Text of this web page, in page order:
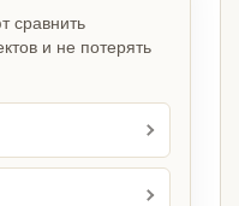
сравнить
и не потерять